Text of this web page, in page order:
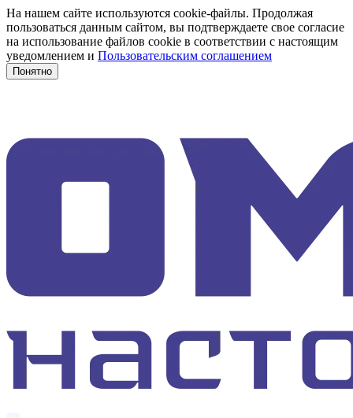
На нашем сайте используются cookie-файлы. Продолжая
пользоваться данным сайтом, вы подтверждаете свое согласие
на использование файлов cookie в соответствии с настоящим
уведомлением и Пользовательским соглашением
Понятно